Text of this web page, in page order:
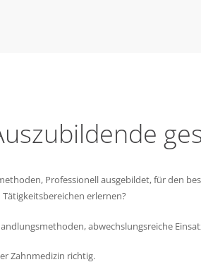
Professionell ausgebildet, für den
erlernen?
abwechslungsreiche
Zahnmedizin richtig.